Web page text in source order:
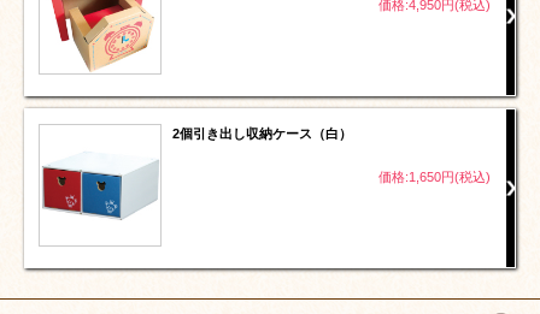
価格:4,950円(税込)
2個引き出し収納ケース（白）
価格:1,650円(税込)